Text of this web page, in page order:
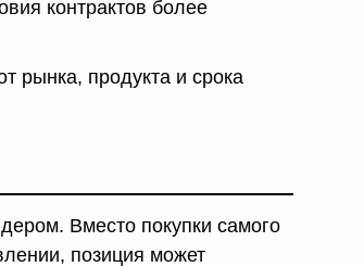
контрактов более
рынка, продукта и срока
Вместо покупки самого
позиция может